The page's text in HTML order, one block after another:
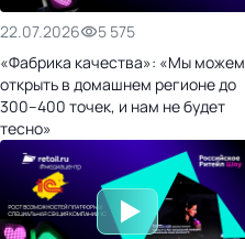
22.07.2026
5 575
«Фабрика качества»: «Мы можем
открыть в домашнем регионе до
300–400 точек, и нам не будет
тесно»